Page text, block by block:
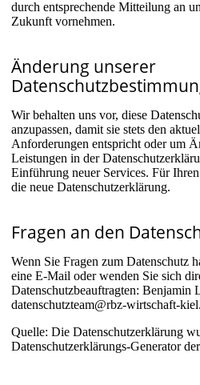
durch entsprechende Mitteilung an
Zukunft vornehmen.
Änderung unserer
Wir behalten uns vor, diese
anzupassen, damit sie stets den
Anforderungen entspricht oder um
Leistungen in der
Einführung neuer Services. Für
die neue Datenschutzerklärung.
Fragen an den
Wenn Sie Fragen zum Datenschutz
eine E-Mail oder wenden Sie sich
Datenschutzbeauftragten: Benjamin
datenschutzteam@rbz-wirtschaft-
Quelle: Die Datenschutzerklärung
Datenschutzerklärungs-Generator